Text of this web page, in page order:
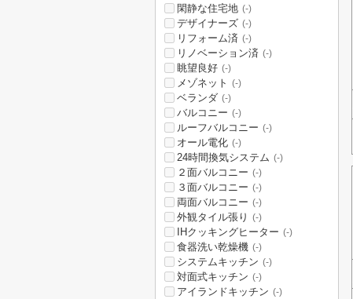
閑静な住宅地 (-)
デザイナーズ (-)
リフォーム済 (-)
リノベーション済 (-)
眺望良好 (-)
メゾネット (-)
ベランダ (-)
バルコニー (-)
ルーフバルコニー (-)
オール電化 (-)
24時間換気システム (-)
２面バルコニー (-)
３面バルコニー (-)
両面バルコニー (-)
外観タイル張り (-)
IHクッキングヒーター (-)
食器洗い乾燥機 (-)
システムキッチン (-)
対面式キッチン (-)
アイランドキッチン (-)